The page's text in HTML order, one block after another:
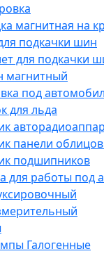
магнитная на
подкачки шин
для подкачки
магнитный
под
для льда
панели
подшипников
для работы под
Галогенные